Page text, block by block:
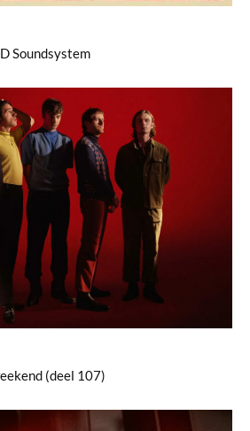
Soundsystem
(deel 107)